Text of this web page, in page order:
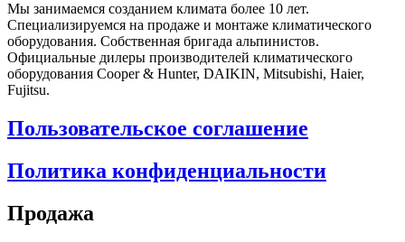
Мы занимаемся созданием климата более 10 лет.
Специализируемся на продаже и монтаже климатического
оборудования. Собственная бригада альпинистов.
Официальные дилеры производителей климатического
оборудования Cooper & Hunter, DAIKIN, Mitsubishi, Haier,
Fujitsu.
Пользовательское соглашение
Политика конфиденциальности
Продажа